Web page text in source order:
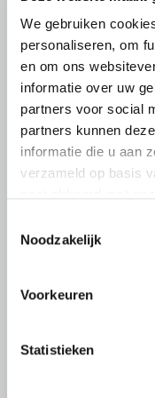
We gebruiken
personaliseren, om
en om ons
informatie over uw
partners voor social
partners kunnen
informatie die u aan
verzameld op basis
Noodzakelijk
Voorkeuren
Statistieken
Kamerlid